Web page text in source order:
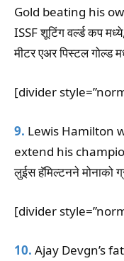
Gold beating his
ISSF शूटिंग वर्ल्ड कप
मीटर एअर पिस्टल गोल्ड
[divider
9. Lewis Hamilton
extend his
लुईस हॅमिल्टनने मोनाको
[divider
10. Ajay Devgn’s